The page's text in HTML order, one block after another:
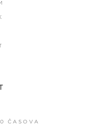
ČASOVA